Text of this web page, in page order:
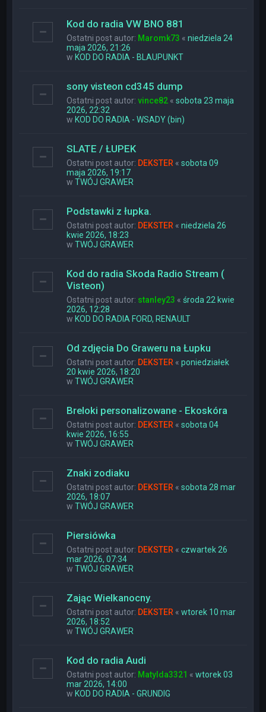
Kod do radia VW BNO 881
Ostatni post autor: Maromk73 «niedziela 24
maja 2026, 21:26
w KOD DO RADIA - BLAUPUNKT
sony visteon cd345 dump
Ostatni post autor:vince82 «sobota 23 maja
2026, 22:32
w KOD DO RADIA - WSADY (bin)
SLATE / ŁUPEK
Ostatni post autor: DEKSTER «sobota 09
maja 2026, 19:17
wTWÓJ GRAWER
Podstawki z łupka.
Ostatni post autor: DEKSTER «niedziela 26
kwie 2026, 18:23
wTWÓJ GRAWER
Kod do radia Skoda Radio Stream (
Visteon)
Ostatni post autor: stanley23 «środa 22 kwie
2026, 12:28
w KOD DO RADIA FORD, RENAULT
Od zdjęcia Do Graweru na Łupku
Ostatni post autor: DEKSTER «poniedziałek
20 kwie 2026, 18:20
wTWÓJ GRAWER
Breloki personalizowane - Ekoskóra
Ostatni post autor: DEKSTER «sobota 04
kwie 2026, 16:55
wTWÓJ GRAWER
Znaki zodiaku
Ostatni post autor: DEKSTER «sobota 28 mar
2026, 18:07
wTWÓJ GRAWER
Piersiówka
Ostatni post autor: DEKSTER «czwartek 26
mar 2026, 07:34
wTWÓJ GRAWER
Zając Wielkanocny.
Ostatni post autor: DEKSTER «wtorek 10 mar
2026, 18:52
wTWÓJ GRAWER
Kod do radia Audi
Ostatni post autor: Matylda3321 «wtorek 03
mar 2026, 14:00
w KOD DO RADIA - GRUNDIG